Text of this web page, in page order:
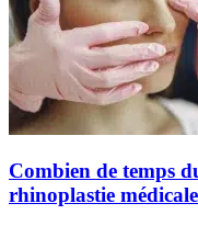
Combien de temps
rhinoplastie